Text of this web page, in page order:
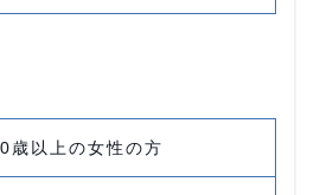
歳以上の女性の方